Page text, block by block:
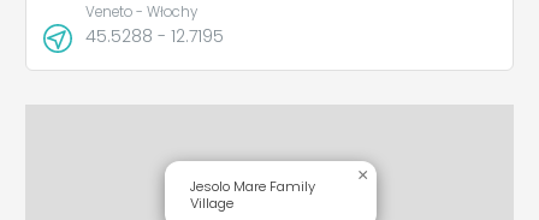
Veneto - Włochy
45.5288 - 12.7195
Jesolo Mare Family
Village
×